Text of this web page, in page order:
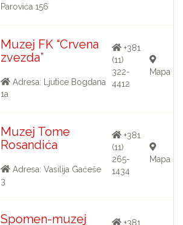
Parovića 156
Muzej FK “Crvena
zvezda”
Adresa: Ljutice Bogdana
1a
+381
(11)
322-
4412
Mapa
Muzej Tome
Rosandića
Adresa: Vasilija Gaćeše
3
+381
(11)
265-
1434
Mapa
Spomen-muzej
+381